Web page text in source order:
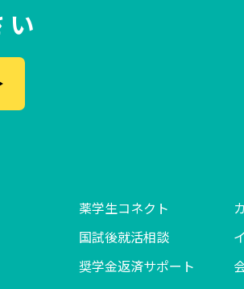
薬学生コネクト
国試後就活相談
奨学金返済サポート